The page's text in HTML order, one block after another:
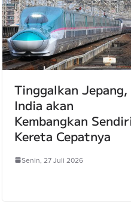
Tinggalkan Jepang,
India akan
Kembangkan
Kereta Cepatnya
Senin, 27 Juli 2026